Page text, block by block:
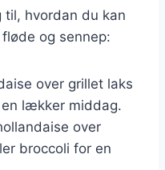
til, hvordan du kan
og sennep:
over grillet laks
lækker middag.
over
broccoli for en